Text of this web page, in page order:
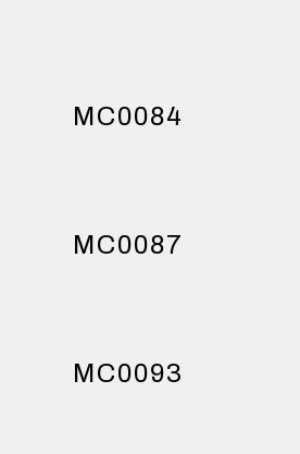
MC0084
MC0087
MC0093